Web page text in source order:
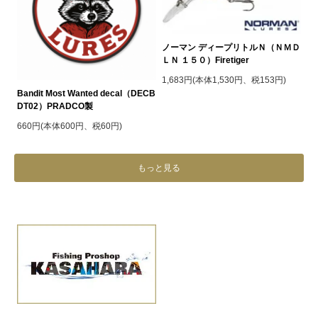
Bandit Most Wanted decal（DECB
DT02）PRADCO製
660円(本体600円、税60円)
ノーマン ディープリトルＮ（ＮＭＤ
ＬＮ １５０）Firetiger
1,683円(本体1,530円、税153円)
もっと見る